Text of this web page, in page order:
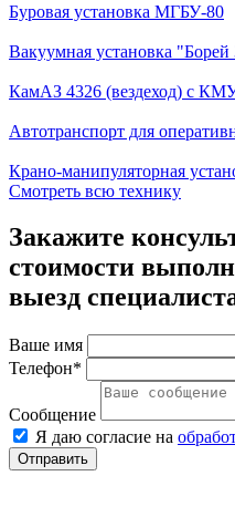
Буровая установка МГБУ-80
Вакуумная установка
КамАЗ 4326 (вездеход) с
Автотранспорт для
Крано-манипуляторная
Смотреть всю технику
Закажите
стоимости
выезд
Ваше имя
Телефон*
Сообщение
Я даю согласие на
Отправить